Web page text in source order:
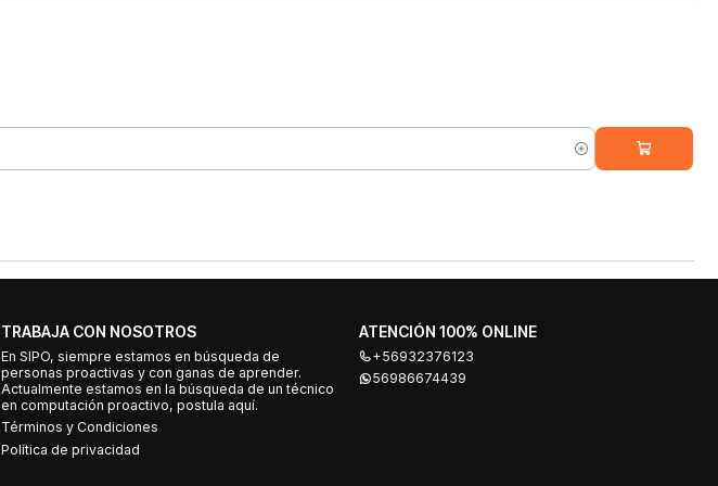
TRABAJA CON NOSOTROS
En SIPO, siempre estamos en búsqueda de
personas proactivas y con ganas de aprender.
Actualmente estamos en la búsqueda de un técnico
en computación proactivo, postula aquí.
Términos y Condiciones
Política de privacidad
ATENCIÓN 100% ONLINE
+56932376123
56986674439